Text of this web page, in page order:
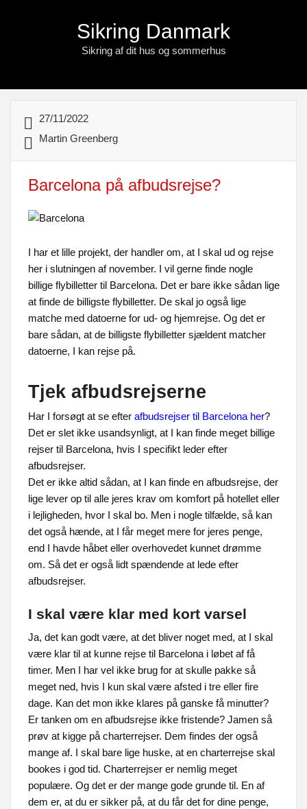
Sikring Danmark
Sikring af dit hus og sommerhus
27/11/2022
Martin Greenberg
Barcelona på afbudsrejse?
I har et lille projekt, der handler om, at I skal ud og rejse
her i slutningen af november. I vil gerne finde nogle
billige flybilletter til Barcelona. Det er bare ikke sådan lige
at finde de billigste flybilletter. De skal jo også lige
matche med datoerne for ud- og hjemrejse. Og det er
bare sådan, at de billigste flybilletter sjældent matcher
datoerne, I kan rejse på.
Tjek afbudsrejserne
Har I forsøgt at se efter afbudsrejser til Barcelona her?
Det er slet ikke usandsynligt, at I kan finde meget billige
rejser til Barcelona, hvis I specifikt leder efter
afbudsrejser.
Det er ikke altid sådan, at I kan finde en afbudsrejse, der
lige lever op til alle jeres krav om komfort på hotellet eller
i lejligheden, hvor I skal bo. Men i nogle tilfælde, så kan
det også hænde, at I får meget mere for jeres penge,
end I havde håbet eller overhovedet kunnet drømme
om. Så det er også lidt spændende at lede efter
afbudsrejser.
I skal være klar med kort varsel
Ja, det kan godt være, at det bliver noget med, at I skal
være klar til at kunne rejse til Barcelona i løbet af få
timer. Men I har vel ikke brug for at skulle pakke så
meget ned, hvis I kun skal være afsted i tre eller fire
dage. Kan det mon ikke klares på ganske få minutter?
Er tanken om en afbudsrejse ikke fristende? Jamen så
prøv at kigge på charterrejser. Dem findes der også
mange af. I skal bare lige huske, at en charterrejse skal
bookes i god tid. Charterrejser er nemlig meget
populære. Og det er der mange gode grunde til. En af
dem er, at du er sikker på, at du får det for dine penge,